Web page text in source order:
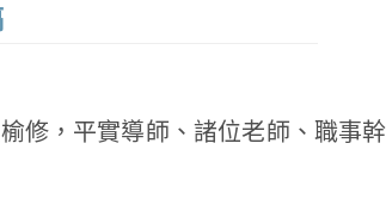
，平實導師、諸位老師、職事